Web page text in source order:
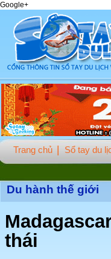
Google+
Trang chủ Sổ tay du
Du hành thế giới
thái